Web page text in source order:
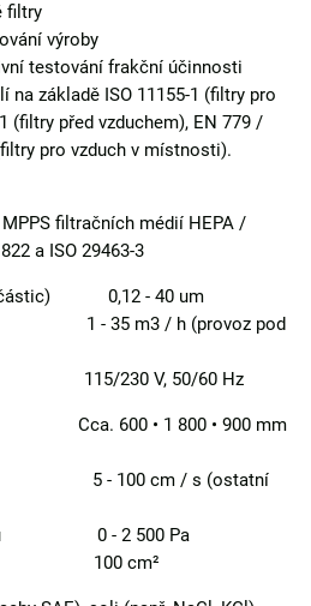
filtry
výroby
testování frakční účinnosti
na základě ISO 11155-1 (filtry pro
(filtry před vzduchem), EN 779 /
pro vzduch v místnosti).
filtračních médií HEPA /
a ISO 29463-3
částic) 0,12 - 40 um
- 35 m3 / h (provoz pod
230 V, 50/60 Hz
• 1 800 • 900 mm
5 - 100 cm / s (ostatní
tlaku 0 - 2 500 Pa
100 cm²